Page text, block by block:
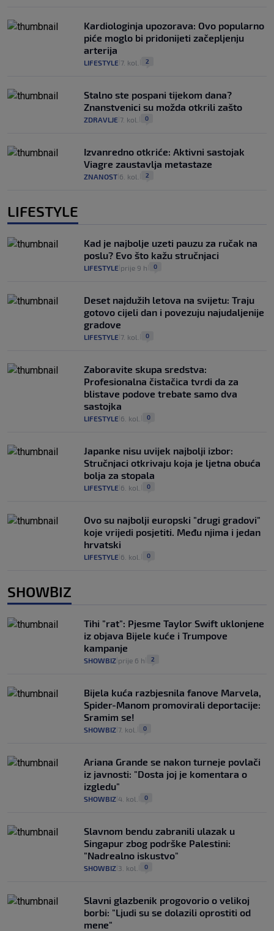
Kardiologinja upozorava: Ovo popularno
piće moglo bi pridonijeti začepljenju
arterija
LIFESTYLE 7. kol. 2
Stalno ste pospani tijekom dana?
Znanstvenici su možda otkrili zašto
ZDRAVLJE 7. kol. 0
Izvanredno otkriće: Aktivni sastojak
Viagre zaustavlja metastaze
ZNANOST 6. kol. 2
LIFESTYLE
Kad je najbolje uzeti pauzu za ručak na
poslu? Evo što kažu stručnjaci
LIFESTYLE prije 9 h 0
Deset najdužih letova na svijetu: Traju
gotovo cijeli dan i povezuju najudaljenije
gradove
LIFESTYLE 7. kol. 0
Zaboravite skupa sredstva:
Profesionalna čistačica tvrdi da za
blistave podove trebate samo dva
sastojka
LIFESTYLE 6. kol. 0
Japanke nisu uvijek najbolji izbor:
Stručnjaci otkrivaju koja je ljetna obuća
bolja za stopala
LIFESTYLE 6. kol. 0
Ovo su najbolji europski "drugi gradovi"
koje vrijedi posjetiti. Među njima i jedan
hrvatski
LIFESTYLE 6. kol. 0
SHOWBIZ
Tihi "rat": Pjesme Taylor Swift uklonjene
iz objava Bijele kuće i Trumpove
kampanje
SHOWBIZ prije 6 h 2
Bijela kuća razbjesnila fanove Marvela,
Spider-Manom promovirali deportacije:
Sramim se!
SHOWBIZ 7. kol. 0
Ariana Grande se nakon turneje povlači
iz javnosti: "Dosta joj je komentara o
izgledu"
SHOWBIZ 4. kol. 0
Slavnom bendu zabranili ulazak u
Singapur zbog podrške Palestini:
"Nadrealno iskustvo"
SHOWBIZ 3. kol. 0
Slavni glazbenik progovorio o velikoj
borbi: "Ljudi su se dolazili oprostiti od
mene"